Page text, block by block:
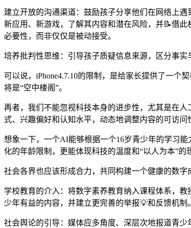
建立开放的沟通渠道：鼓励孩子分享他们在网络上
新应用、新游戏，了解其内容和潜在风险，并📝借
必要性，而非仅仅是被动接受。
培养批判性思维：引导孩子质疑信息来源，区分事
可以说，iPhone4.7.10的限制，是给家长提供了一
将是“空中楼阁”。
再者，我们不能忽视科技本身的进步性，尤其是在
式、兴趣偏好和认知水平，动态地调整内容的可访问
想象一下，一个AI能够根据一个16岁青少年的学习
化的年龄限制，更能体现科技的温度和“以人为本”的
社会各界也应该形成合力，共同构建一个健康的数字
学校教育的介入：将数字素养教育纳入课程体系，
少年有益的内容，并建立更完善的举报💡和反馈机
社会舆论的引导：媒体应多角度、深层次地报道青